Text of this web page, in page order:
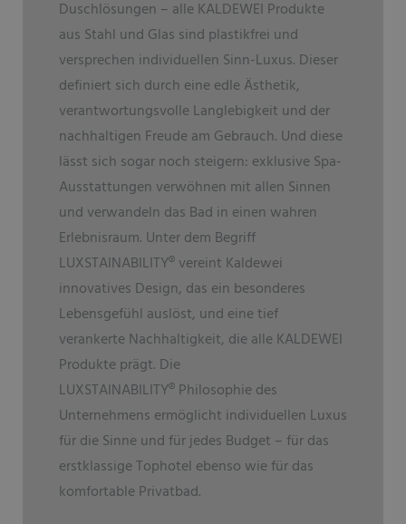
Duschlösungen – alle KALDEWEI Produkte
aus Stahl und Glas sind plastikfrei und
versprechen individuellen Sinn-Luxus. Dieser
definiert sich durch eine edle Ästhetik,
verantwortungsvolle Langlebigkeit und der
nachhaltigen Freude am Gebrauch. Und diese
lässt sich sogar noch steigern: exklusive Spa-
Ausstattungen verwöhnen mit allen Sinnen
und verwandeln das Bad in einen wahren
Erlebnisraum. Unter dem Begriff
LUXSTAINABILITY®vereint Kaldewei
innovatives Design, das ein besonderes
Lebensgefühl auslöst, und eine tief
verankerte Nachhaltigkeit, die alle KALDEWEI
Produkte prägt. Die
LUXSTAINABILITY®Philosophie des
Unternehmens ermöglicht individuellen Luxus
für die Sinne und für jedes Budget – für das
erstklassige Tophotel ebenso wie für das
komfortable Privatbad.